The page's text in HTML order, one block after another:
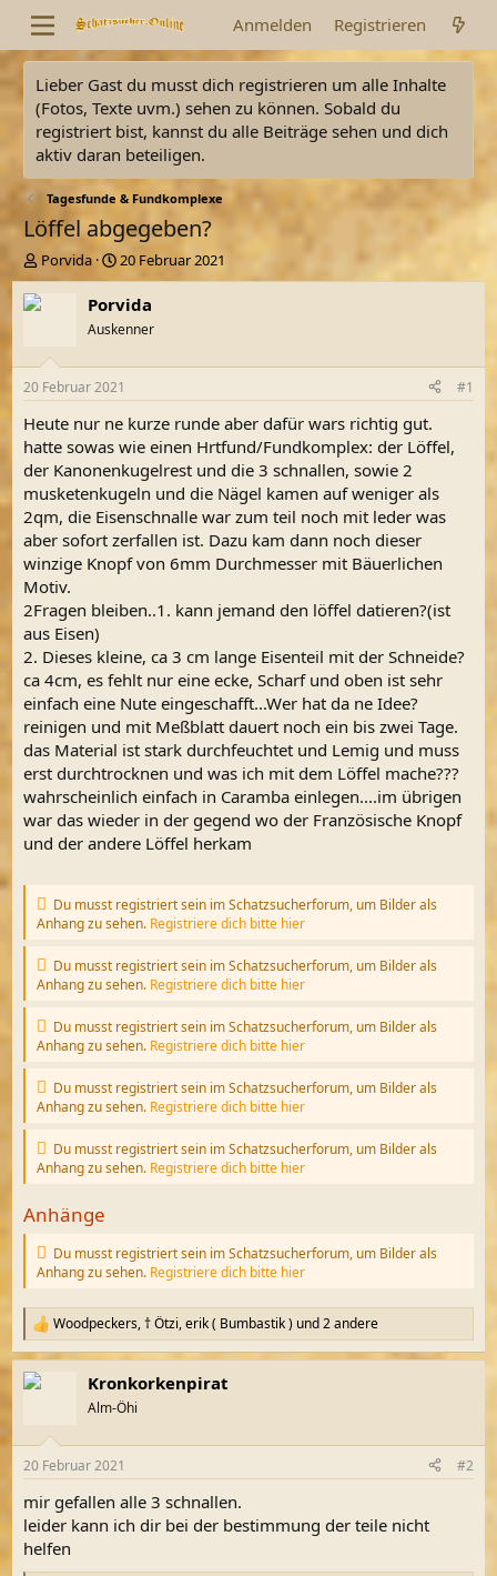
Anmelden Registrieren
Lieber Gast du musst dich registrieren um alle Inhalte
(Fotos, Texte uvm.) sehen zu können. Sobald du
registriert bist, kannst du alle Beiträge sehen und dich
aktiv daran beteiligen.
Tagesfunde & Fundkomplexe
Löffel abgegeben?
E
r
s
l
e
r
Porvida
E
r
s
e
l
t
a
20 Februar 2021
Porvida
Auskenner
20 Februar 2021 #1
Heute nur ne kurze runde aber dafür wars richtig gut.
hatte sowas wie einen Hrtfund/Fundkomplex: der Löffel,
der Kanonenkugelrest und die 3 schnallen, sowie 2
musketenkugeln und die Nägel kamen auf weniger als
2qm, die Eisenschnalle war zum teil noch mit leder was
aber sofort zerfallen ist. Dazu kam dann noch dieser
winzige Knopf von 6mm Durchmesser mit Bäuerlichen
Motiv.
2Fragen bleiben..1. kann jemand den löffel datieren?(ist
aus Eisen)
2. Dieses kleine, ca 3 cm lange Eisenteil mit der Schneide?
ca 4cm, es fehlt nur eine ecke, Scharf und oben ist sehr
einfach eine Nute eingeschafft...Wer hat da ne Idee?
reinigen und mit Meßblatt dauert noch ein bis zwei Tage.
das Material ist stark durchfeuchtet und Lemig und muss
erst durchtrocknen und was ich mit dem Löffel mache???
wahrscheinlich einfach in Caramba einlegen....im übrigen
war das wieder in der gegend wo der Französische Knopf
und der andere Löffel herkam
Du musst registriert sein im Schatzsucherforum, um Bilder als
Anhang zu sehen. Registriere dich bitte hier
Du musst registriert sein im Schatzsucherforum, um Bilder als
Anhang zu sehen. Registriere dich bitte hier
Du musst registriert sein im Schatzsucherforum, um Bilder als
Anhang zu sehen. Registriere dich bitte hier
Du musst registriert sein im Schatzsucherforum, um Bilder als
Anhang zu sehen. Registriere dich bitte hier
Du musst registriert sein im Schatzsucherforum, um Bilder als
Anhang zu sehen. Registriere dich bitte hier
Anhänge
Du musst registriert sein im Schatzsucherforum, um Bilder als
Anhang zu sehen. Registriere dich bitte hier
R
e
a
k
e
:
Woodpeckers,† Ötzi,erik ( Bumbastik ) und 2 andere
Kronkorkenpirat
Alm-Öhi
20 Februar 2021 #2
mir gefallen alle 3 schnallen.
leider kann ich dir bei der bestimmung der teile nicht
helfen